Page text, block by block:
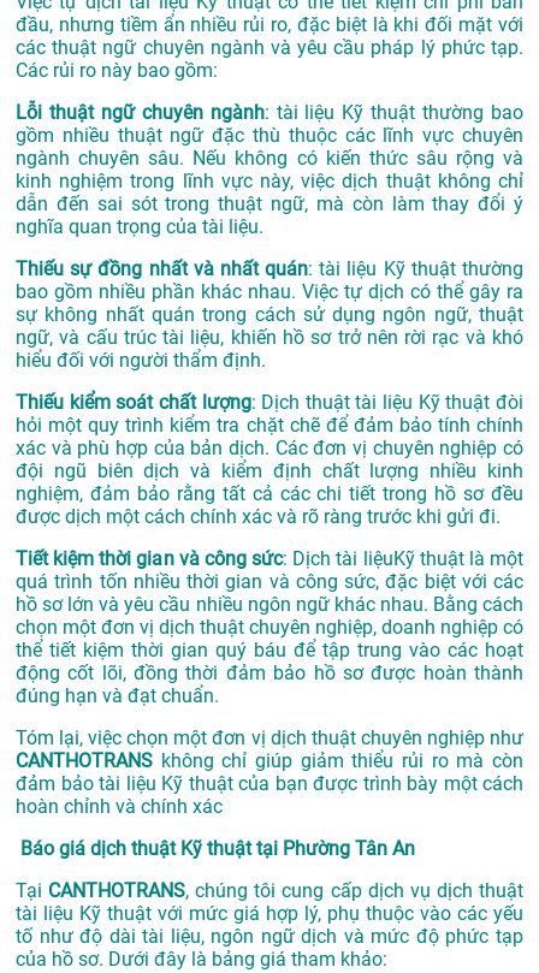
đầu, nhưng tiềm ẩn nhiều rủi ro, đặc biệt là khi đối mặt với
các thuật ngữ chuyên ngành và yêu cầu pháp lý phức tạp.
Các rủi ro này bao gồm:
Lỗi thuật ngữ chuyên ngành: tài liệu Kỹ thuật thường bao
gồm nhiều thuật ngữ đặc thù thuộc các lĩnh vực chuyên
ngành chuyên sâu. Nếu không có kiến thức sâu rộng và
kinh nghiệm trong lĩnh vực này, việc dịch thuật không chỉ
dẫn đến sai sót trong thuật ngữ, mà còn làm thay đổi ý
nghĩa quan trọng của tài liệu.
Thiếu sự đồng nhất và nhất quán: tài liệu Kỹ thuật thường
bao gồm nhiều phần khác nhau. Việc tự dịch có thể gây ra
sự không nhất quán trong cách sử dụng ngôn ngữ, thuật
ngữ, và cấu trúc tài liệu, khiến hồ sơ trở nên rời rạc và khó
hiểu đối với người thẩm định.
Thiếu kiểm soát chất lượng: Dịch thuật tài liệu Kỹ thuật đòi
hỏi một quy trình kiểm tra chặt chẽ để đảm bảo tính chính
xác và phù hợp của bản dịch. Các đơn vị chuyên nghiệp có
đội ngũ biên dịch và kiểm định chất lượng nhiều kinh
nghiệm, đảm bảo rằng tất cả các chi tiết trong hồ sơ đều
được dịch một cách chính xác và rõ ràng trước khi gửi đi.
Tiết kiệm thời gian và công sức: Dịch tài liệuKỹ thuật là một
quá trình tốn nhiều thời gian và công sức, đặc biệt với các
hồ sơ lớn và yêu cầu nhiều ngôn ngữ khác nhau. Bằng cách
chọn một đơn vị dịch thuật chuyên nghiệp, doanh nghiệp có
thể tiết kiệm thời gian quý báu để tập trung vào các hoạt
động cốt lõi, đồng thời đảm bảo hồ sơ được hoàn thành
đúng hạn và đạt chuẩn.
Tóm lại, việc chọn một đơn vị dịch thuật chuyên nghiệp như
CANTHOTRANS không chỉ giúp giảm thiểu rủi ro mà còn
đảm bảo tài liệu Kỹ thuật của bạn được trình bày một cách
hoàn chỉnh và chính xác
Báo giá dịch thuật Kỹ thuật tại Phường Tân An
Tại CANTHOTRANS, chúng tôi cung cấp dịch vụ dịch thuật
tài liệu Kỹ thuật với mức giá hợp lý, phụ thuộc vào các yếu
tố như độ dài tài liệu, ngôn ngữ dịch và mức độ phức tạp
của hồ sơ. Dưới đây là bảng giá tham khảo: